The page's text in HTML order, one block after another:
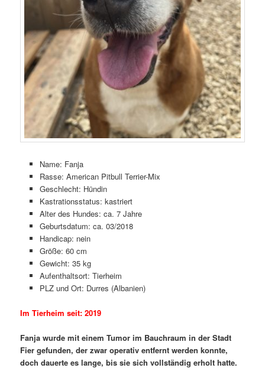
Name: Fanja
Rasse: American Pitbull Terrier-Mix
Geschlecht: Hündin
Kastrationsstatus: kastriert
Alter des Hundes: ca. 7 Jahre
Geburtsdatum: ca. 03/2018
Handicap: nein
Größe: 60 cm
Gewicht: 35 kg
Aufenthaltsort: Tierheim
PLZ und Ort: Durres (Albanien)
Im Tierheim seit: 2019
Fanja wurde mit einem Tumor im Bauchraum in der Stadt
Fier gefunden, der zwar operativ entfernt werden konnte,
doch dauerte es lange, bis sie sich vollständig erholt hatte.